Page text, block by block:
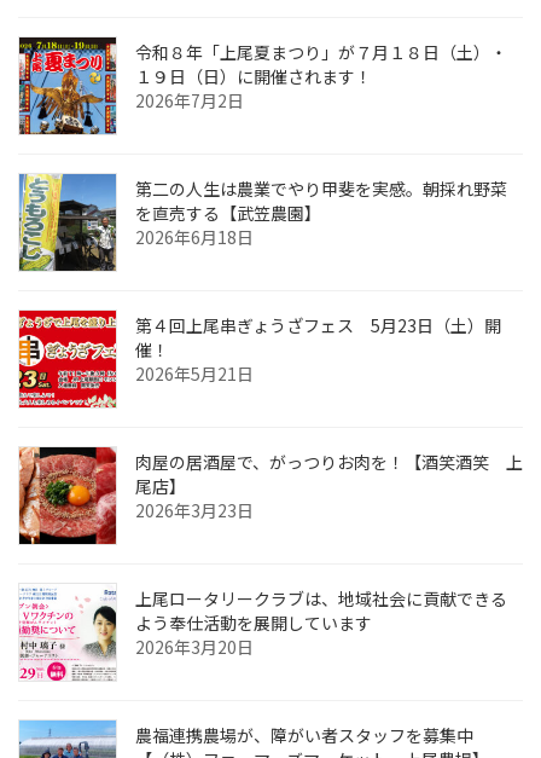
令和８年「上尾夏まつり」が７月１８日（土）・
１９日（日）に開催されます！
2026年7月2日
第二の人生は農業でやり甲斐を実感。朝採れ野菜
を直売する【武笠農園】
2026年6月18日
第４回上尾串ぎょうざフェス 5月23日（土）開
催！
2026年5月21日
肉屋の居酒屋で、がっつりお肉を！【酒笑酒笑 上
尾店】
2026年3月23日
上尾ロータリークラブは、地域社会に貢献できる
よう奉仕活動を展開しています
2026年3月20日
農福連携農場が、障がい者スタッフを募集中